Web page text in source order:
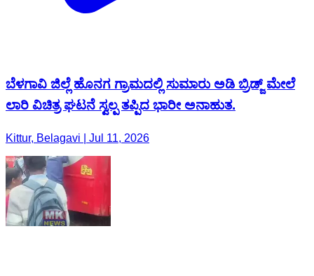
ಬೆಳಗಾವಿ ಜಿಲ್ಲೆ ಹೊನಗ ಗ್ರಾಮದಲ್ಲಿ ಸುಮಾರು ಅಡಿ ಬ್ರಿಡ್ಜ್ ಮೇಲೆ
ಲಾರಿ ವಿಚಿತ್ರ ಘಟನೆ ಸ್ವಲ್ಪ ತಪ್ಪಿದ ಭಾರೀ ಅನಾಹುತ.
Kittur, Belagavi | Jul 11, 2026